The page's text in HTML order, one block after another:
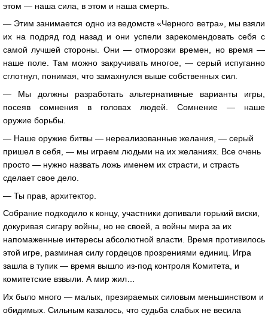
этом — наша сила, в этом и наша смерть.
— Этим занимается одно из ведомств «Черного ветра», мы взяли
их на подряд год назад и они успели зарекомендовать себя с
самой лучшей стороны. Они — отморозки времен, но время —
наше поле. Там можно закручивать многое, — серый испуганно
сглотнул, понимая, что замахнулся выше собственных сил.
— Мы должны разработать альтернативные варианты игры,
посеяв сомнения в головах людей. Сомнение — наше
оружие борьбы.
— Наше оружие битвы — нереализованные желания, — серый
пришел в себя, — мы играем людьми на их желаниях. Все очень
просто — нужно назвать ложь именем их страсти, и страсть
сделает свое дело.
— Ты прав, архитектор.
Собрание подходило к концу, участники допивали горький виски,
докуривая сигару войны, но не своей, а войны мира за их
напомаженные интересы абсолютной власти. Время противилось
этой игре, разминая силу гордецов прозрениями единиц. Игра
зашла в тупик — время вышло из-под контроля Комитета, и
комитетские взвыли. А мир жил…
Их было много — малых, презираемых силовым меньшинством и
обидимых. Сильным казалось, что судьба слабых не весила